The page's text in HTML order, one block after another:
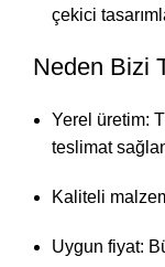
çekici
Neden Bizi
Yerel üretim:
teslimat
Kaliteli
Uygun fiyat: